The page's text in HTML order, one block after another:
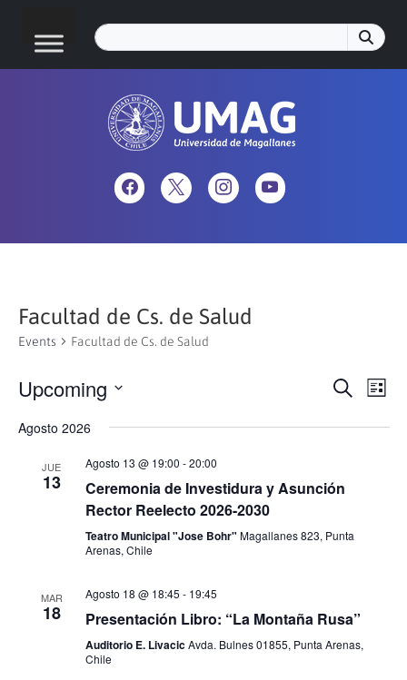
Facultad de Cs. de Salud
Events Facultad de Cs. de Salud
Events
Search
List
Upcoming
date.
Agosto 2026
JUE
13
Agosto 13 @ 19:00 -20:00
Ceremonia de Investidura y Asunción
Rector Reelecto 2026-2030
Teatro Municipal "Jose Bohr" Magallanes 823, Punta
Arenas, Chile
MAR
18
Agosto 18 @ 18:45 - 19:45
Presentación Libro: “La Montaña Rusa”
Auditorio E. LivacicAvda. Bulnes 01855, Punta Arenas,
Chile